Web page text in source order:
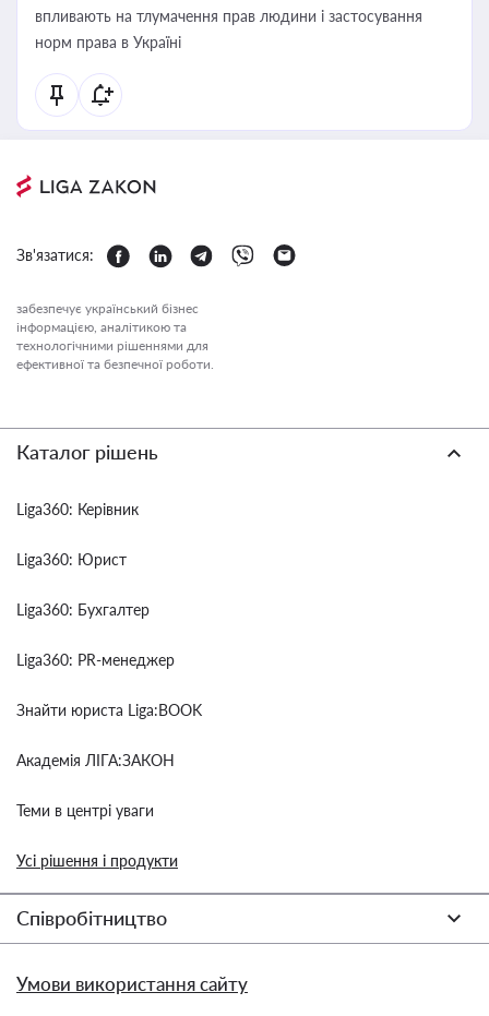
впливають на тлумачення прав людини і застосування
норм права в Україні
Зв'язатися:
забезпечує український бізнес
інформацією, аналітикою та
технологічними рішеннями для
ефективної та безпечної роботи.
Каталог рішень
Liga360: Керівник
Liga360: Юрист
Liga360: Бухгалтер
Liga360: PR-менеджер
Знайти юриста Liga:BOOK
Академія ЛІГА:ЗАКОН
Теми в центрі уваги
Усі рішення і продукти
Співробітництво
Умови використання сайту